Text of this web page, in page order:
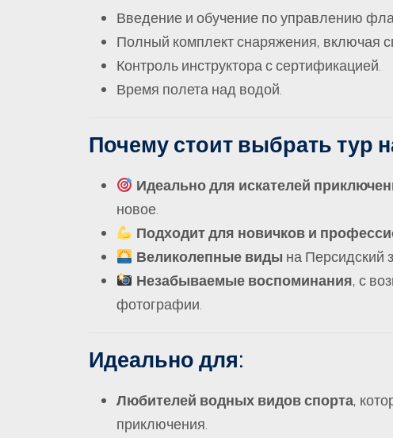
Введение и обучение по управлению
Полный комплект снаряжения, включая
Контроль инструктора с сертификацией.
Время полета над водой.
Почему стоит выбрать тур
Идеально для искателей
новое.
Подходит для новичков и
Великолепные виды на Персидский
Незабываемые воспоминания, с
фотографии.
Идеально для:
Любителей водных видов спорта,
приключения.